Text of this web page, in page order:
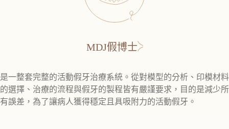
MDJ假博士
是一整套完整的活動假牙治療系統。從對模型的分析、印模材料
的選擇、治療的流程與假牙的製程皆有嚴謹要求，目的是減少所
有誤差，為了讓病人獲得穩定且具吸附力的活動假牙。